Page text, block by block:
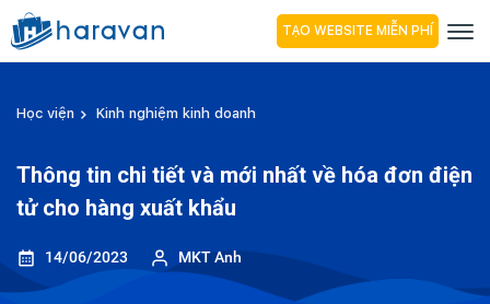
TẠO WEBSITE MIỄN PHÍ
Học viện Kinh nghiệm kinh doanh
Thông tin chi tiết và mới nhất về hóa đơn điện
tử cho hàng xuất khẩu
14/06/2023 MKT Anh